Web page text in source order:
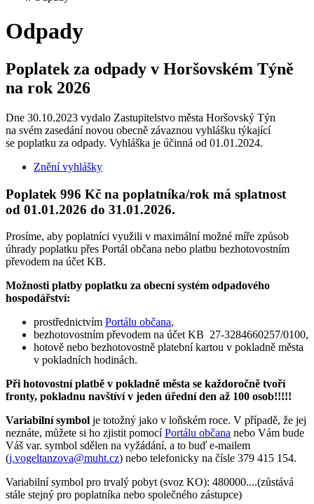
Odpady
Poplatek za odpady v Horšovském Týně
na rok 2026
Dne 30.10.2023 vydalo Zastupitelstvo města Horšovský Týn
na svém zasedání novou obecně závaznou vyhlášku týkající
se poplatku za odpady. Vyhláška je účinná od 01.01.2024.
Znění vyhlášky
Poplatek 996 Kč na poplatníka/rok má splatnost
od 01.01.2026 do 31.01.2026.
Prosíme, aby poplatníci využili v maximální možné míře způsob
úhrady poplatku přes Portál občana nebo platbu bezhotovostním
převodem na účet KB.
Možnosti platby poplatku za obecní systém odpadového
hospodářství:
prostřednictvím Portálu občana,
bezhotovostním převodem na účet KB 27-3284660257/0100,
hotově nebo bezhotovostně platební kartou v pokladně města
v pokladních hodinách.
Při hotovostní platbě v pokladně města se každoročně tvoří
fronty, pokladnu navštíví v jeden úřední den až 100 osob!!!!!
Variabilní symbol je totožný jako v loňském roce. V případě, že jej
neznáte, můžete si ho zjistit pomocíPortálu občana nebo Vám bude
Váš var. symbol sdělen na vyžádání, a to buď e-mailem
(j.vogeltanzova@muht.cz) nebo telefonicky na čísle 379 415 154.
Variabilní symbol pro trvalý pobyt (svoz KO): 480000....(zůstává
stále stejný pro poplatníka nebo společného zástupce)